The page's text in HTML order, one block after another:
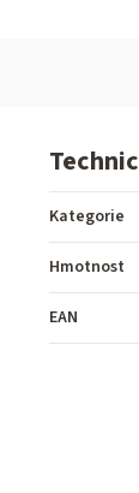
Kategorie
Hmotnost
EAN